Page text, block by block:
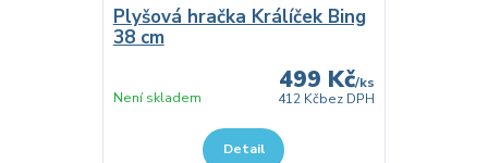
Plyšová hračka Králíček Bing
38 cm
499 Kč/ks
412 Kčbez DPH
Není skladem
Detail